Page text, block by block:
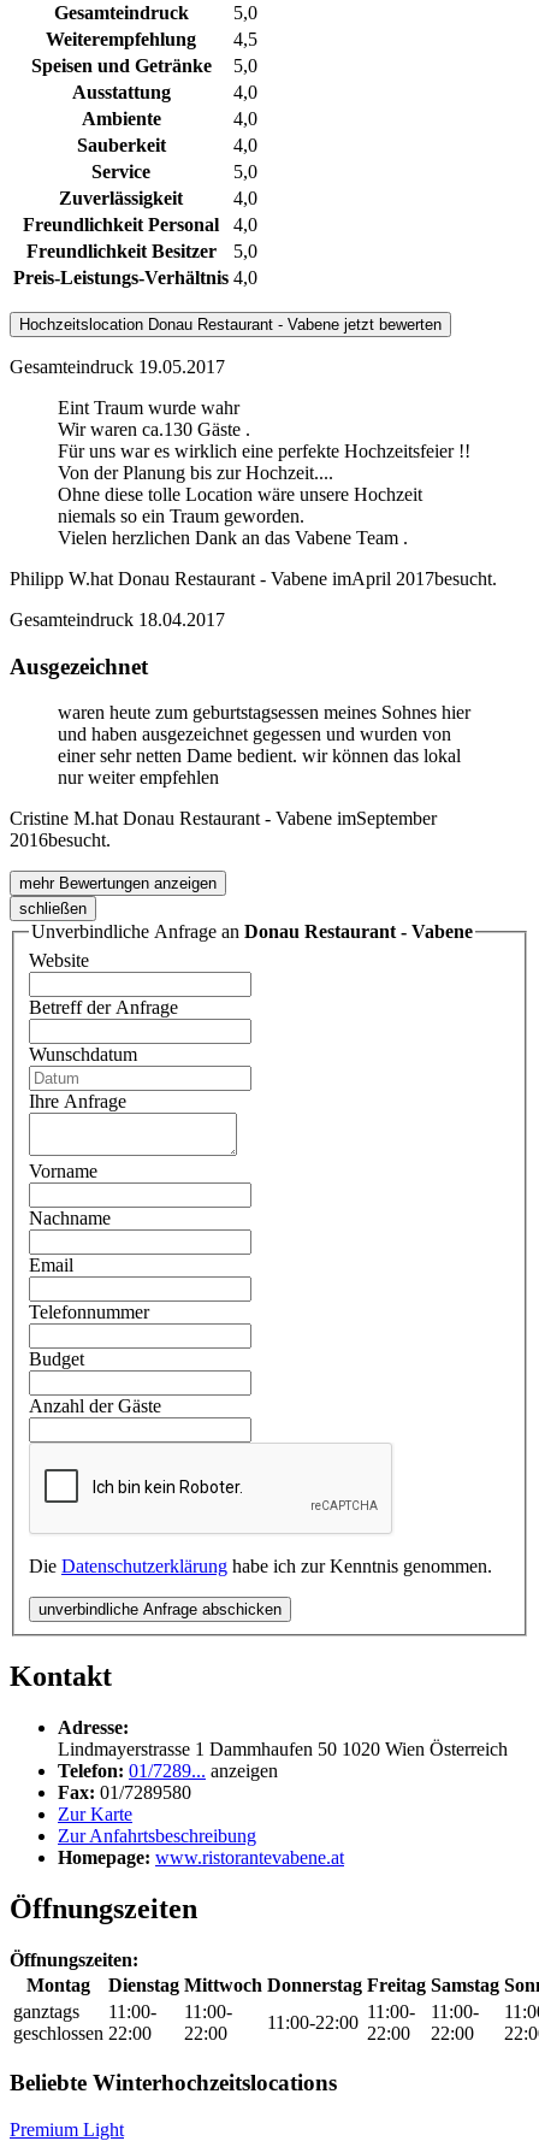
Gesamteindruck
5,0
Weiterempfehlung
4,5
Speisen und Getränke
5,0
Ausstattung
4,0
Ambiente
4,0
Sauberkeit
4,0
Service
5,0
Zuverlässigkeit
4,0
Freundlichkeit Personal
4,0
Freundlichkeit Besitzer
5,0
Preis-Leistungs-Verhältnis 4,0
Hochzeitslocation Donau Restaurant - Vabene jetzt bewerten
Gesamteindruck 19.05.2017
Eint Traum wurde wahr
Wir waren ca.130 Gäste .
Für uns war es wirklich eine perfekte Hochzeitsfeier !!
Von der Planung bis zur Hochzeit....
Ohne diese tolle Location wäre unsere Hochzeit
niemals so ein Traum geworden.
Vielen herzlichen Dank an das Vabene Team .
Philipp W.hat Donau Restaurant - Vabene imApril 2017besucht.
Gesamteindruck 18.04.2017
Ausgezeichnet
waren heute zum geburtstagsessen meines Sohnes hier
und haben ausgezeichnet gegessen und wurden von
einer sehr netten Dame bedient. wir können das lokal
nur weiter empfehlen
Cristine M.hat Donau Restaurant - Vabene imSeptember
2016besucht.
mehr Bewertungen anzeigen
schließen
Unverbindliche Anfrage an Donau Restaurant - Vabene
Website
Betreff der Anfrage
Wunschdatum
Ihre Anfrage
Vorname
Nachname
Email
Telefonnummer
Budget
Anzahl der Gäste
Die Datenschutzerklärung habe ich zur Kenntnis genommen.
unverbindliche Anfrage abschicken
Kontakt
Adresse:
Lindmayerstrasse 1 Dammhaufen 50 1020 Wien Österreich
Telefon: 01/7289... anzeigen
Fax: 01/7289580
Zur Karte
Zur Anfahrtsbeschreibung
Homepage: www.ristorantevabene.at
Öffnungszeiten
Öffnungszeiten:
Montag
Dienstag Mittwoch Donnerstag Freitag Samstag
ganztags
geschlossen
11:00-
22:00
11:00-
22:00
11:00-22:00
11:00-
22:00
11:00-
22:00
Beliebte Winterhochzeitslocations
Premium Light